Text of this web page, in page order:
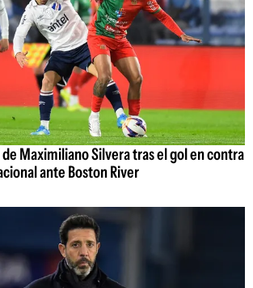
Maximiliano Silvera tras el gol en contra
ante Boston River